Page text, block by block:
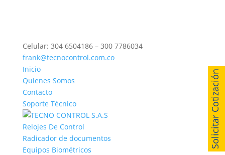
Celular: 304 6504186 – 300 7786034
frank@tecnocontrol.com.co
Inicio
Quienes Somos
Contacto
Soporte Técnico
Relojes De Control
Radicador de documentos
Equipos Biométricos
Solicitar Cotización